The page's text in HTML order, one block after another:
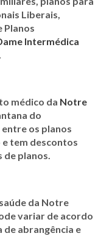
Liberais,
Planos
Intermédica
médico da Notre
do
os planos
tem descontos
de planos.
da Notre
variar de acordo
de abrangência e